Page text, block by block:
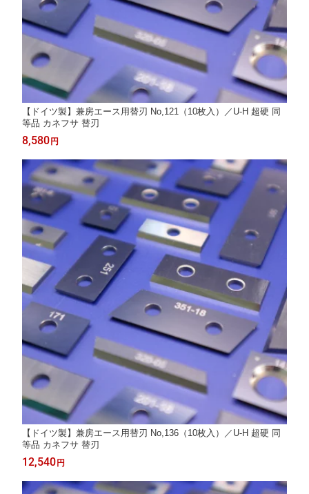
【ドイツ製】兼房エース用替刃 No,121（10枚入）／U-H 超硬 同
等品 カネフサ 替刃
8,580 円
【ドイツ製】兼房エース用替刃 No,136（10枚入）／U-H 超硬 同
等品 カネフサ 替刃
12,540 円